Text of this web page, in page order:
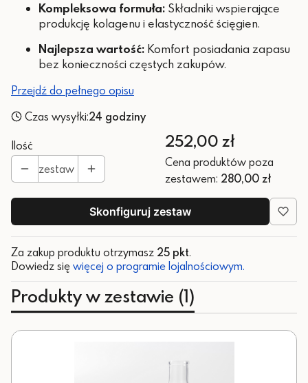
Kompleksowa formuła: Składniki wspierające
produkcję kolagenu i elastyczność ścięgien.
Najlepsza wartość: Komfort posiadania zapasu
bez konieczności częstych zakupów.
Przejdź do pełnego opisu
Czas wysyłki:24 godziny
Ilość
zestaw
Cena
252,00 zł
Cena produktów poza
zestawem: 280,00 zł
Skonfiguruj zestaw
Za zakup produktu otrzymasz 25 pkt.
Dowiedz się więcej o programie lojalnościowym.
Produkty w zestawie (1)